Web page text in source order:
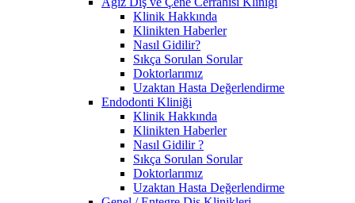
Klinik Hakkında
Klinikten Haberler
Nasıl Gidilir?
Sıkça Sorulan Sorular
Doktorlarımız
Uzaktan Hasta Değerlendirme
Endodonti Kliniği
Klinik Hakkında
Klinikten Haberler
Nasıl Gidilir ?
Sıkça Sorulan Sorular
Doktorlarımız
Uzaktan Hasta Değerlendirme